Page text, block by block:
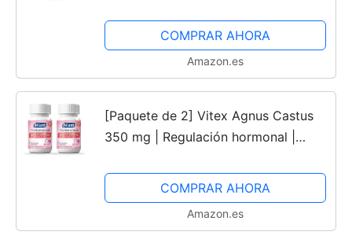
COMPRAR AHORA
Amazon.es
[Paquete de 2] Vitex Agnus Castus
350 mg | Regulación hormonal |
| Dolor Menstrual | Sauzgatillo,
Vitaminas B6, D, C y...
COMPRAR AHORA
Amazon.es